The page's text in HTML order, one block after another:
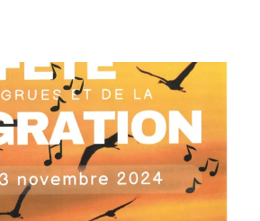
PAYS
MORCENAIS